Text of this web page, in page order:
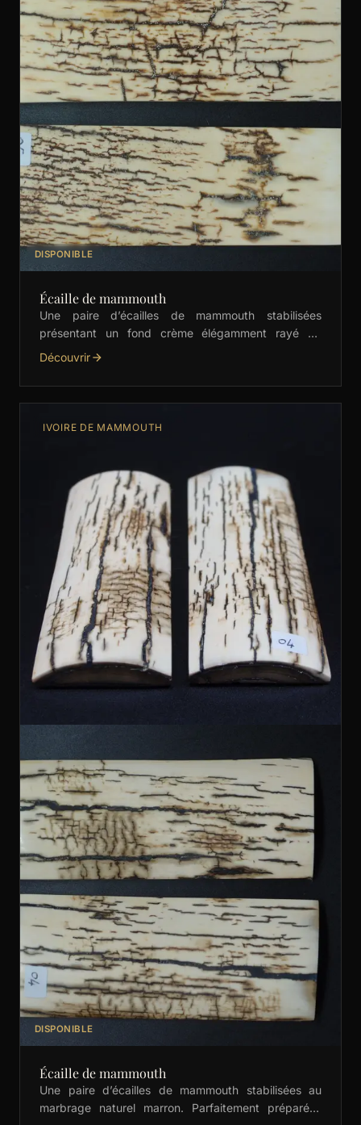
DISPONIBLE
Écaille de mammouth
Une paire d’écailles de mammouth stabilisées
présentant un fond crème élégamment rayé de
marron. Idéales pour la coutellerie fine et les
Découvrir
IVOIRE DE MAMMOUTH
DISPONIBLE
Écaille de mammouth
Une paire d’écailles de mammouth stabilisées au
marbrage naturel marron. Parfaitement préparées